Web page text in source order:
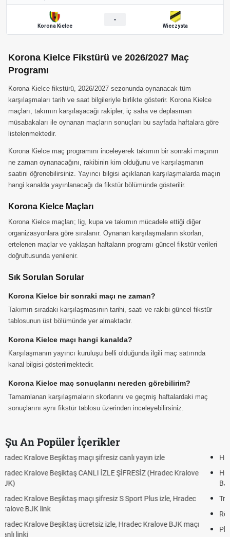
Korona Kielce
-
Wieczysta
Korona Kielce Fikstürü ve 2026/2027 Maç
Programı
Korona Kielce fikstürü, 2026/2027 sezonunda oynanacak tüm
karşılaşmaları tarih ve saat bilgileriyle birlikte gösterir. Korona Kielce
maçları, takımın karşılaşacağı rakipler, iç saha ve deplasman
müsabakaları ile oynanan maçların sonuçları bu sayfada haftalara göre
listelenmektedir.
Korona Kielce maç programını inceleyerek takımın bir sonraki maçının
ne zaman oynanacağını, rakibinin kim olduğunu ve karşılaşmanın
saatini öğrenebilirsiniz. Yayıncı bilgisi açıklanan karşılaşmalarda maçın
hangi kanalda yayınlanacağı da fikstür bölümünde gösterilir.
Korona Kielce Maçları
Korona Kielce maçları; lig, kupa ve takımın mücadele ettiği diğer
organizasyonlara göre sıralanır. Oynanan karşılaşmaların skorları,
ertelenen maçlar ve yaklaşan haftaların programı güncel fikstür verileri
doğrultusunda yenilenir.
Sık Sorulan Sorular
Korona Kielce bir sonraki maçı ne zaman?
Takımın sıradaki karşılaşmasının tarihi, saati ve rakibi güncel fikstür
tablosunun üst bölümünde yer almaktadır.
Korona Kielce maçı hangi kanalda?
Karşılaşmanın yayıncı kuruluşu belli olduğunda ilgili maç satırında
kanal bilgisi gösterilmektedir.
Korona Kielce maç sonuçlarını nereden görebilirim?
Tamamlanan karşılaşmaların skorlarını ve geçmiş haftalardaki maç
sonuçlarını aynı fikstür tablosu üzerinden inceleyebilirsiniz.
Şu An Popüler İçerikler
Hradec Kralove - Beşiktaş maçı şifresiz izle canlı tv100 linki
Hradec Kralove Beşiktaş maçı şifresiz tv100 izle, Hradec Kralove
Trivela Nedir? Trivela Vuruşu Nasıl Yapılır?
Röveşata Nedir? Röveşata Vuruşu Nasıl Yapılır?
Plonjon Nedir? Kalecilikte Plonjon Hareketi Nasıl Yapılır?